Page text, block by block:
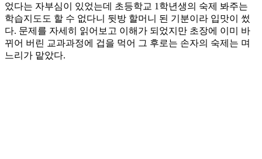
었다는 자부심이 있었는데 초등학교 1학년생의 숙제 봐주는
학습지도도 할 수 없다니 뒷방 할머니 된 기분이라 입맛이 썼
다. 문제를 자세히 읽어보고 이해가 되었지만 초장에 이미 바
뀌어 버린 교과과정에 겁을 먹어 그 후로는 손자의 숙제는 며
느리가 맡았다.